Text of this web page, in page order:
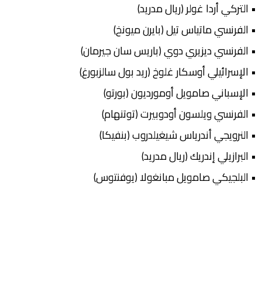
• التركي أردا غولر (ريال مدريد)
• الفرنسي ماتياس تيل (بايرن ميونخ)
• الفرنسي ديزيري دوي (باريس سان جيرمان)
• الإسرائيلي أوسكار غلوخ (ريد بول سالزبورغ)
• الإسباني صامويل أومورديون (بورتو)
• الفرنسي ويلسون أودوبيرت (توتنهام)
• النرويجي أندرياس شيغيلدروب (بنفيكا)
• البرازيلي إندريك (ريال مدريد)
• البلجيكي صامويل مبانغولا (يوفنتوس)